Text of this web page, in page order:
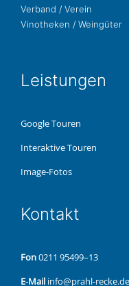
Ver­band / Verein
Vino­the­ken / Weingüter
Leis­tun­gen
Google Touren
Inter­ak­ti­ve Touren
Image-Fotos
Kon­takt
Fon0211 95499–13
E‑Mail info@prahl-recke.de